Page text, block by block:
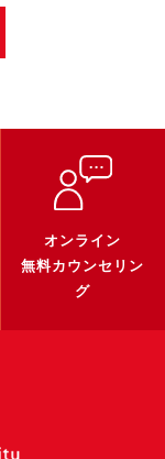
オンライン
無料カウンセリン
グ